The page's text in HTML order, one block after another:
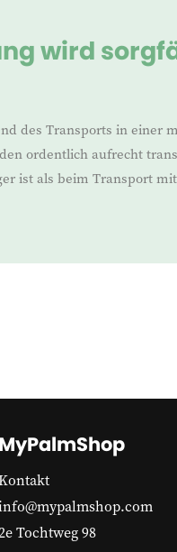
wird
des Transports in einer
ordentlich aufrecht
ist als beim Transport
MyPalmShop
Tochtweg 98